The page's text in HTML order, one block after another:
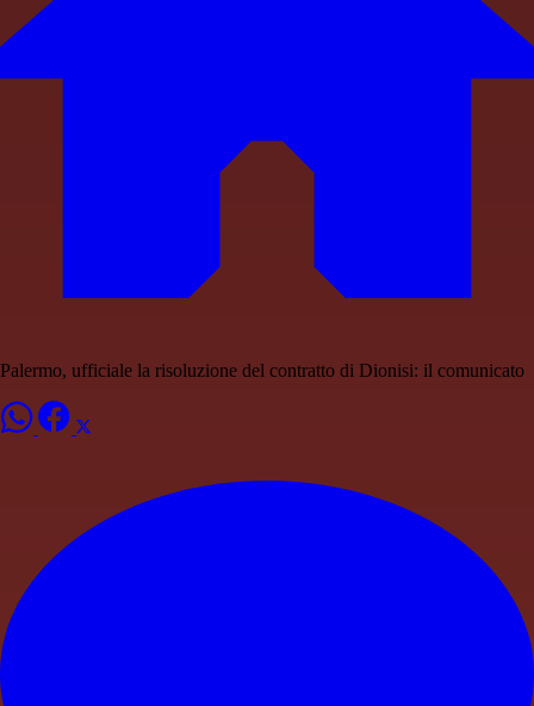
Palermo, ufficiale la risoluzione del contratto di Dionisi: il comunicato